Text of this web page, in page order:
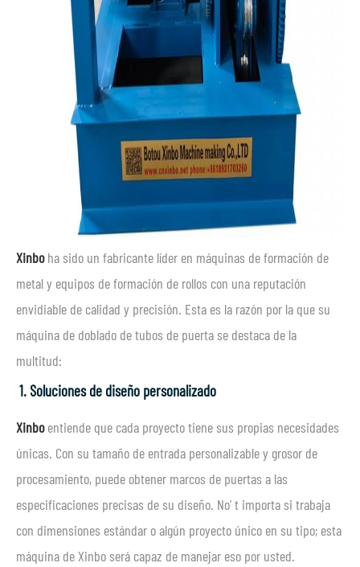
Xinboha sido un fabricante líder en máquinas de formación de
metal y equipos de formación de rollos con una reputación
envidiable de calidad y precisión. Esta es la razón por la que su
máquina de doblado de tubos de puerta se destaca de la
multitud:
1. Soluciones de diseño personalizado
Xinboentiende que cada proyecto tiene sus propias necesidades
únicas. Con su tamaño de entrada personalizable y grosor de
procesamiento, puede obtener marcos de puertas a las
especificaciones precisas de su diseño. No’ t importa si trabaja
con dimensiones estándar o algún proyecto único en su tipo; esta
máquina de Xinbo será capaz de manejar eso por usted.